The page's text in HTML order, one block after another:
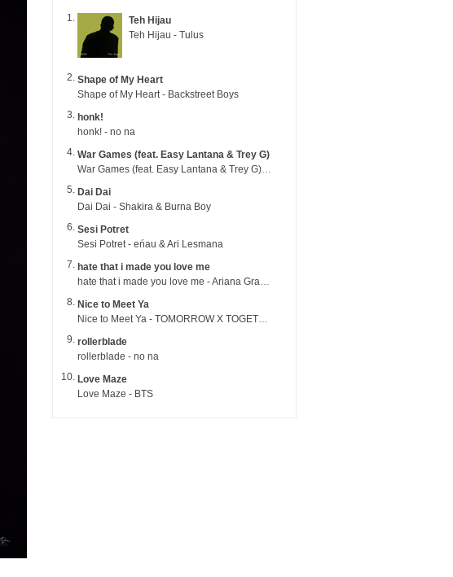
Teh Hijau
Teh Hijau - Tulus
Shape of My Heart
Shape of My Heart - Backstreet Boys
honk!
honk! - no na
War Games (feat. Easy Lantana & Trey G)
War Games (feat. Easy Lantana & Trey G) - Trub
Dai Dai
Dai Dai - Shakira & Burna Boy
Sesi Potret
Sesi Potret - eńau & Ari Lesmana
hate that i made you love me
hate that i made you love me - Ariana Grande
Nice to Meet Ya
Nice to Meet Ya - TOMORROW X TOGETHER
rollerblade
rollerblade - no na
Love Maze
Love Maze - BTS